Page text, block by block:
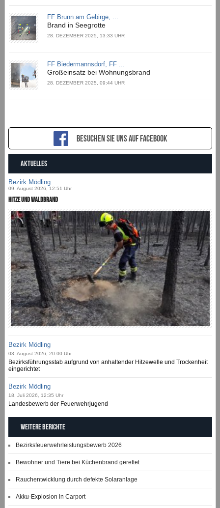
FF Brunn am Gebirge, ...
Brand in Seegrotte
28. DEZEMBER 2025, 13:33 UHR
FF Biedermannsdorf, FF ...
Großeinsatz bei Wohnungsbrand
28. DEZEMBER 2025, 09:44 UHR
Besuchen sie uns auf Facebook
AKTUELLES
Bezirk Mödling
09. August 2026, 12:51 Uhr
Hitze und Waldbrand
Bezirk Mödling
03. August 2026, 20:00 Uhr
Bezirksführungsstab aufgrund von anhaltender Hitzewelle und Trockenheit
eingerichtet
Bezirk Mödling
18. Juli 2026, 12:35 Uhr
Landesbewerb der Feuerwehrjugend
Weitere Berichte
Bezirksfeuerwehrleistungsbewerb 2026
Bewohner und Tiere bei Küchenbrand gerettet
Rauchentwicklung durch defekte Solaranlage
Akku-Explosion in Carport